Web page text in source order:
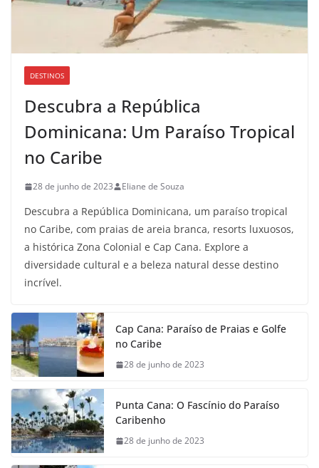
DESTINOS
Descubra a República
Dominicana: Um Paraíso Tropical
no Caribe
28 de junho de 2023 Eliane de Souza
Descubra a República Dominicana, um paraíso tropical
no Caribe, com praias de areia branca, resorts luxuosos,
a histórica Zona Colonial e Cap Cana. Explore a
diversidade cultural e a beleza natural desse destino
incrível.
Cap Cana: Paraíso de Praias e Golfe
no Caribe
28 de junho de 2023
Punta Cana: O Fascínio do Paraíso
Caribenho
28 de junho de 2023